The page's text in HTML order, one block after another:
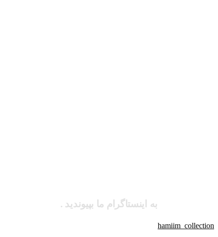
به اینستاگرام ما بپیوندید .
hamiim_collection